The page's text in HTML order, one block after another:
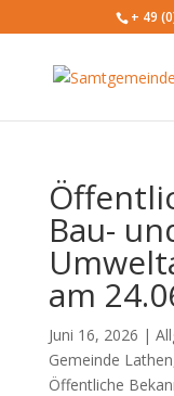
+ 49
Bau-
am
Juni 16, 2026 |
Gemeinde Lathen
Öffentliche